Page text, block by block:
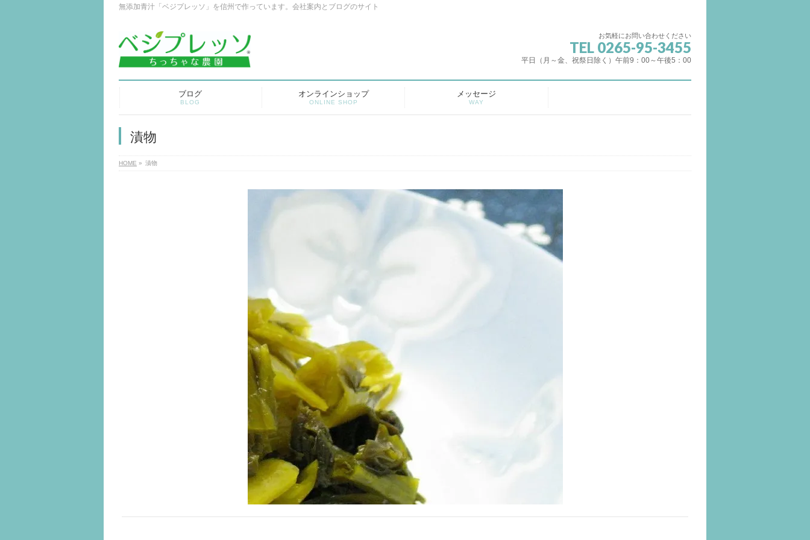
無添加青汁「ベジプレッソ」を信州で作っています。会社案内とブログのサイト
お気軽にお問い合わせください
TEL 0265-95-3455
平日（月～金、祝祭日除く）午前9：00～午後5：00
ブログ
BLOG
オンラインショップ
ONLINE SHOP
メッセージ
WAY
漬物
HOME » 漬物